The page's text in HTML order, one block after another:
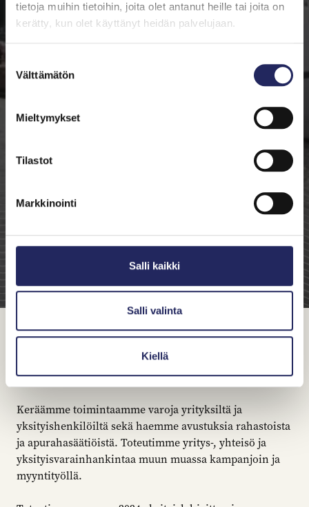
tietoja muihin tietoihin, joita olet antanut heille tai joita on
kerätty, kun olet käyttänyt heidän palvelujaan.
Suostumuksen
valinta
Välttämätön
Mieltymykset
Tilastot
Markkinointi
Salli kaikki
Salli valinta
Kiellä
Varainhankinnan vuosi
2024
Keräämme toimintaamme varoja yrityksiltä ja
yksityishenkilöiltä sekä haemme avustuksia rahastoista
ja apurahasäätiöistä. Toteutimme yritys-, yhteisö ja
yksityisvarainhankintaa muun muassa kampanjoin ja
myyntityöllä.